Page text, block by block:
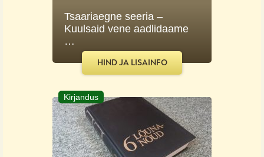
Tsaariaegne seeria –
Kuulsaid vene aadlidaame
…
HIND JA LISAINFO
Kirjandus